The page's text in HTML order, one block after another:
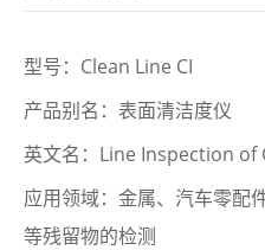
型号：Clean Line CI
产品别名：表面清洁度仪
英文名：Line Inspection of
应用领域：金属、汽车零配
等残留物的检测